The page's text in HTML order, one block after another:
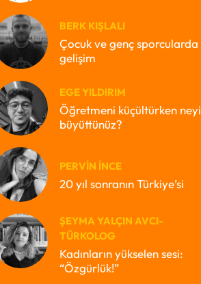
BERK KIŞLALI
Çocuk ve genç sporcularda
gelişim
EGE YILDIRIM
Öğretmeni küçültürken neyi
büyüttünüz?
PERVIN İNCE
20 yıl sonranın Türkiye’si
ŞEYMA YALÇIN AVCI-
TÜRKOLOG
Kadınların yükselen sesi:
“Özgürlük!”